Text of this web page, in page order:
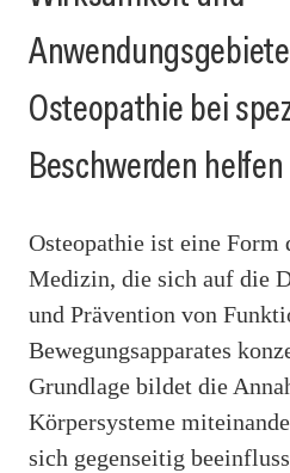
Osteopathie bei
Beschwerden
Osteopathie ist eine Form
Medizin, die sich auf die
und Prävention von
Bewegungsapparates
Grundlage bildet die
Körpersysteme
sich gegenseitig